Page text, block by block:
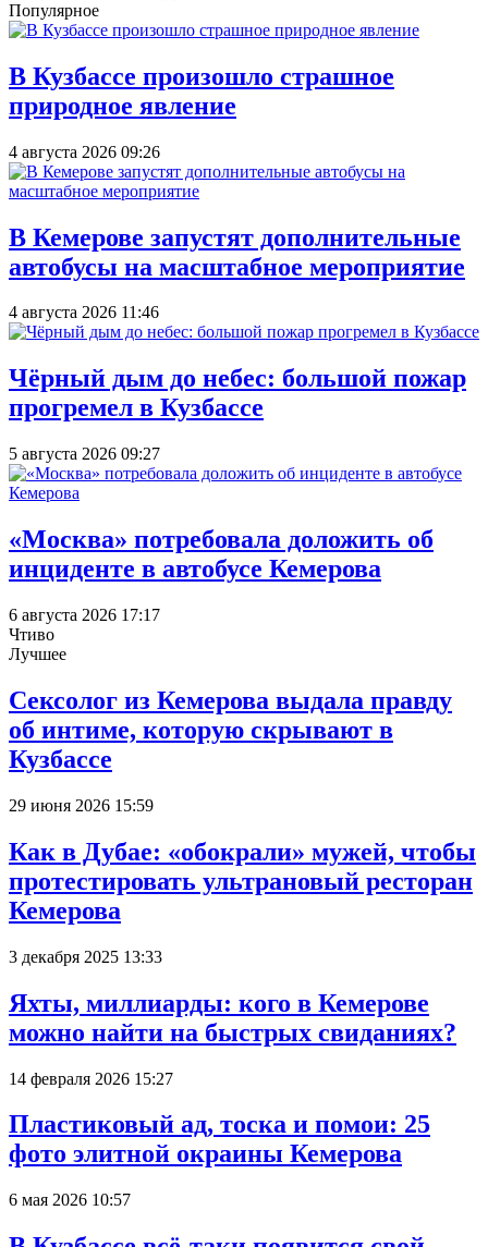
Популярное
В Кузбассе произошло страшное
природное явление
4 августа 2026 09:26
В Кемерове запустят дополнительные
автобусы на масштабное мероприятие
4 августа 2026 11:46
Чёрный дым до небес: большой пожар
прогремел в Кузбассе
5 августа 2026 09:27
«Москва» потребовала доложить об
инциденте в автобусе Кемерова
6 августа 2026 17:17
Чтиво
Лучшее
Сексолог из Кемерова выдала правду
об интиме, которую скрывают в
Кузбассе
29 июня 2026 15:59
Как в Дубае: «обокрали» мужей, чтобы
протестировать ультрановый ресторан
Кемерова
3 декабря 2025 13:33
Яхты, миллиарды: кого в Кемерове
можно найти на быстрых свиданиях?
14 февраля 2026 15:27
Пластиковый ад, тоска и помои: 25
фото элитной окраины Кемерова
6 мая 2026 10:57